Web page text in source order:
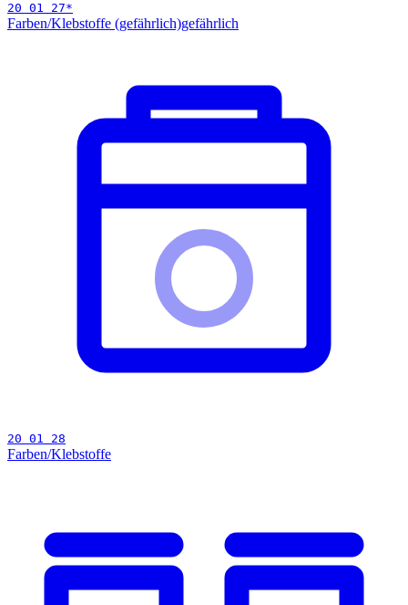
20 01 27*
Farben/Klebstoffe (gefährlich)gefährlich
20 01 28
Farben/Klebstoffe